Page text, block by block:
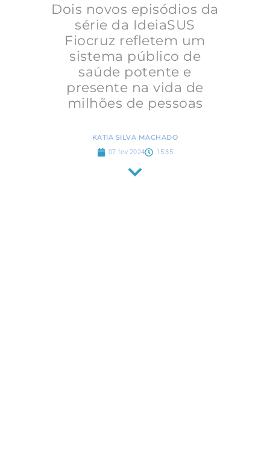
Dois novos episódios da
série da IdeiaSUS
Fiocruz refletem um
sistema público de
saúde potente e
presente na vida de
milhões de pessoas
KATIA SILVA MACHADO
07 fev 2024 15:35